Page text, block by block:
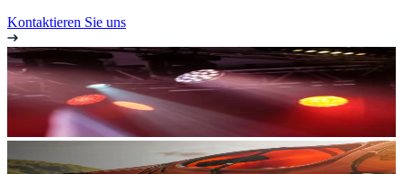
Kontaktieren Sie uns